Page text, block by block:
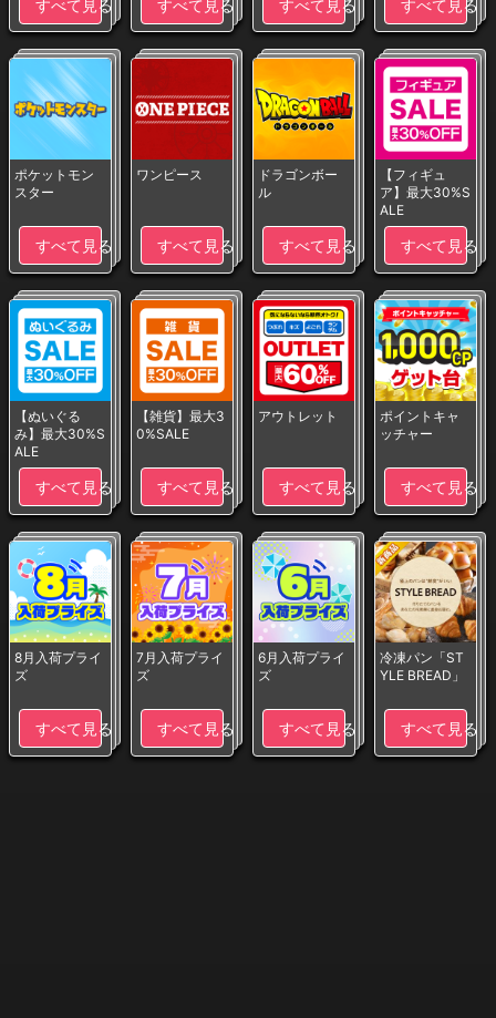
すべて見る すべて見る すべて見る すべて見る
ポケットモン
スター
すべて見る
ワンピース
すべて見る
ドラゴンボー
ル
すべて見る
【フィギュ
ア】最大30%S
ALE
すべて見る
【ぬいぐる
み】最大30%S
ALE
すべて見る
【雑貨】最大3
0%SALE
すべて見る
アウトレット
すべて見る
ポイントキャ
ッチャー
すべて見る
8月入荷プライ
ズ
すべて見る
7月入荷プライ
ズ
すべて見る
6月入荷プライ
ズ
すべて見る
冷凍パン「ST
YLE BREAD」
すべて見る